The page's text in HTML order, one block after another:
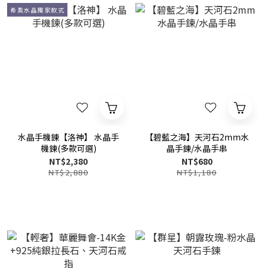
希奧水晶獨家款式
水晶手機鍊【洛神】 水晶手
機鍊(多款可選)
NT$2,380
NT$2,880
【碧藍之海】天河石2mm水
晶手鍊/水晶手串
NT$680
NT$1,180